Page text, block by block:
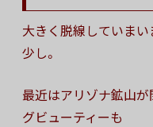
大きく脱線していまい
少し。
最近はアリゾナ鉱山が
グビューティーも